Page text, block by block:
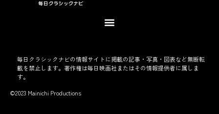
毎日クラシックナビの情報サイトに掲載の記事・写真・図表など無断転
載を禁止します。著作権は毎日映画社またはその情報提供者に属しま
す。
©2023 Mainichi Productions